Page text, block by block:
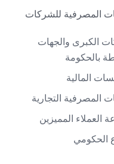
المصرفية للشركات
الكبرى والجهات
بالحكومة
المالية
المصرفية التجارية
العملاء المميزين
الحكومي